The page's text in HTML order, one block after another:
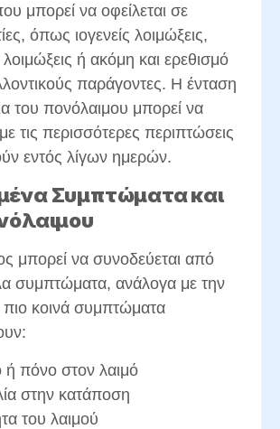
μπορεί να οφείλεται σε
όπως ιογενείς λοιμώξεις,
λοιμώξεις ή ακόμη και ερεθισμό
παράγοντες. Η ένταση
του πονόλαιμου μπορεί να
τις περισσότερες περιπτώσεις
εντός λίγων ημερών.
Συμπτώματα και
μπορεί να συνοδεύεται από
συμπτώματα, ανάλογα με την
πιο κοινά συμπτώματα
ή πόνο στον λαιμό
στην κατάποση
του λαιμού